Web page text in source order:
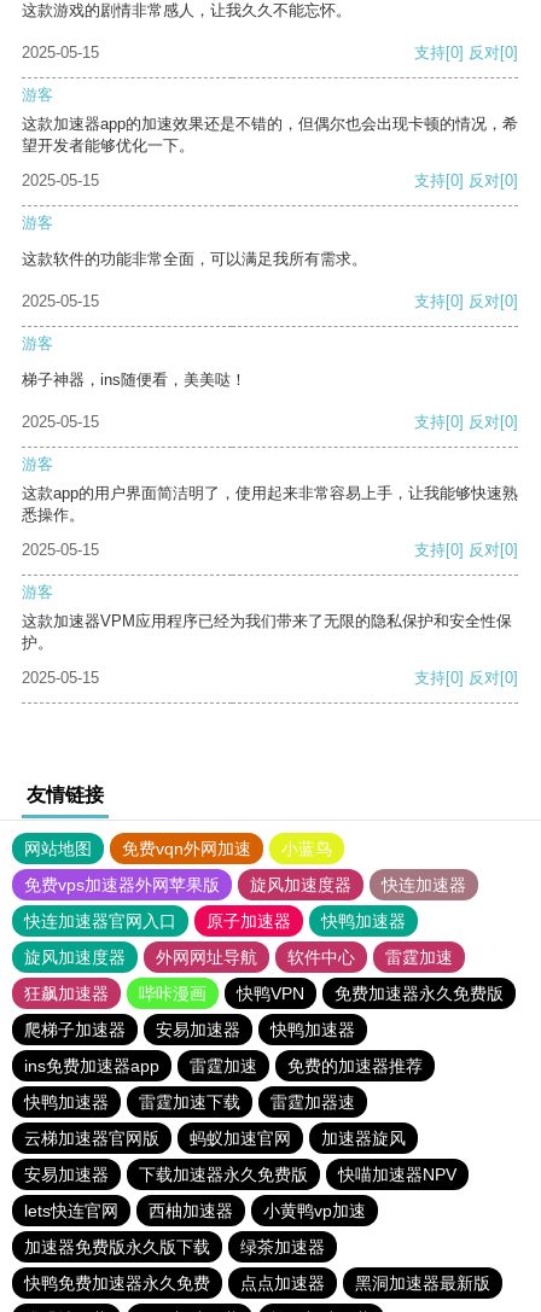
这款游戏的剧情非常感人，让我久久不能忘怀。
2025-05-15 支持[0] 反对[0]
游客
这款加速器app的加速效果还是不错的，但偶尔也会出现卡顿的情况，希
望开发者能够优化一下。
2025-05-15
支持[0] 反对[0]
游客
这款软件的功能非常全面，可以满足我所有需求。
2025-05-15 支持[0] 反对[0]
游客
梯子神器，ins随便看，美美哒！
2025-05-15 支持[0] 反对[0]
游客
这款app的用户界面简洁明了，使用起来非常容易上手，让我能够快速熟
悉操作。
2025-05-15
支持[0] 反对[0]
游客
这款加速器VPM应用程序已经为我们带来了无限的隐私保护和安全性保
护。
2025-05-15
支持[0] 反对[0]
友情链接
网站地图 免费vqn外网加速
小蓝鸟
免费vps加速器外网苹果版
旋风加速度器
快连加速器
快连加速器官网入口
原子加速器
快鸭加速器
旋风加速度器
外网网址导航 软件中心
雷霆加速
狂飙加速器
哔咔漫画 快鸭VPN
免费加速器永久免费版
爬梯子加速器
安易加速器
快鸭加速器
ins免费加速器app
雷霆加速
免费的加速器推荐
快鸭加速器
雷霆加速下载
雷霆加器速
云梯加速器官网版
蚂蚁加速官网
加速器旋风
安易加速器
下载加速器永久免费版
快喵加速器NPV
lets快连官网
西柚加速器
小黄鸭vp加速
加速器免费版永久版下载
绿茶加速器
快鸭免费加速器永久免费
点点加速器
黑洞加速器最新版